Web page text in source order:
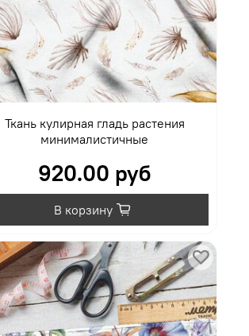
Ткань кулирная гладь растения
минималистичные
920.00 руб
В корзину